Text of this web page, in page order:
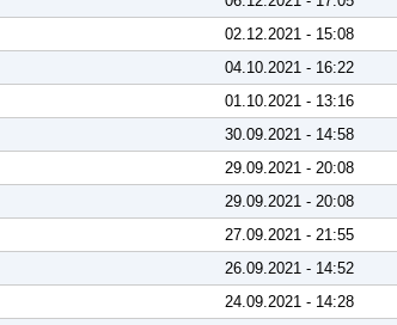
02.12.2021 - 15:08
04.10.2021 - 16:22
01.10.2021 - 13:16
30.09.2021 - 14:58
29.09.2021 - 20:08
29.09.2021 - 20:08
27.09.2021 - 21:55
26.09.2021 - 14:52
24.09.2021 - 14:28